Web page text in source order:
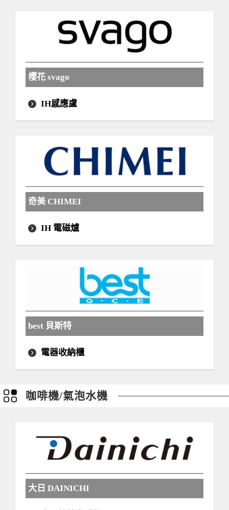
櫻花 svago
IH感應盧
奇美 CHIMEI
IH 電磁爐
best 貝斯特
電器收納櫃
咖啡機/氣泡水機
大日 DAINICHI